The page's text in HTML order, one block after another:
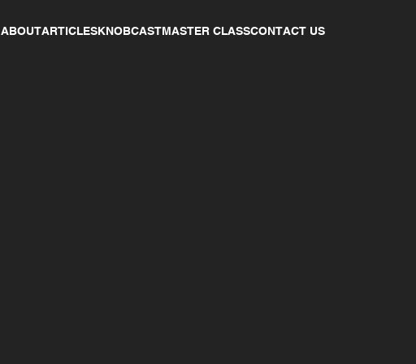
CONTACT US
MASTER CLASS
KNOBCAST
ARTICLES
ABOUT